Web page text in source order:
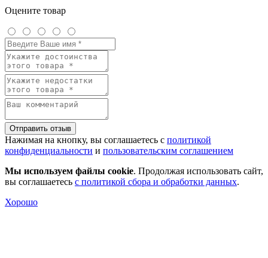
Оцените товар
Отправить отзыв
Нажимая на кнопку, вы соглашаетесь с политикой
конфиденциальности и пользовательским соглашением
Мы используем файлы cookie. Продолжая использовать сайт,
вы соглашаетесь с политикой сбора и обработки данных.
Хорошо